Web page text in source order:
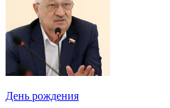
День рождения